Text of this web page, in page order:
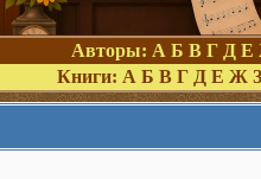
Авторы: А Б В Г Д Е
Книги: А Б В Г Д Е Ж З